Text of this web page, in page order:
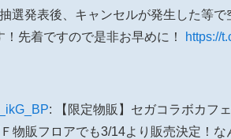
選発表後、キャンセルが発生した等
！先着ですので是非お早めに！
https://
: 【限定物販】セガコラボカフ
物販フロアでも3/14より販売決定！